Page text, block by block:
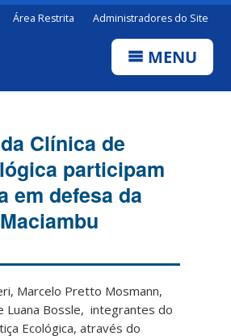
Área Restrita Administradores do Site
MENU
Clínica de
participam
em defesa da
Marcelo Pretto Mosmann,
Luana Bossle, integrantes do
Ecológica, através do